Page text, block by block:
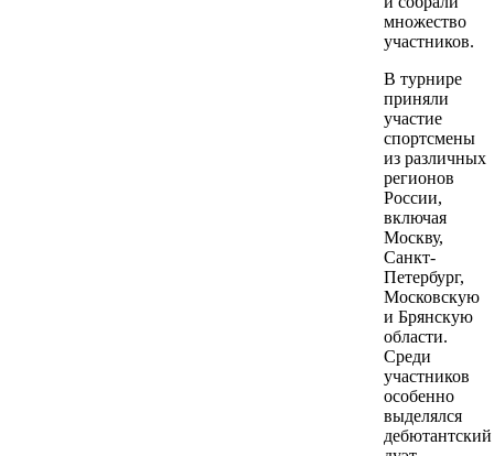
множество
участников.
В турнире
приняли
участие
спортсмены
из различных
регионов
России,
включая
Москву,
Санкт-
Петербург,
Московскую
и Брянскую
области.
Среди
участников
особенно
выделялся
дебютантский